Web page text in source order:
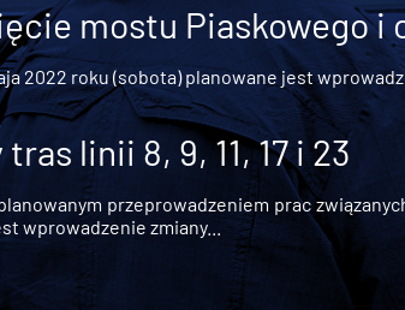
mostu Piaskowego i
2022 roku (sobota) planowane jest
linii 8, 9, 11, 17 i 23
przeprowadzeniem prac
wprowadzenie zmiany...